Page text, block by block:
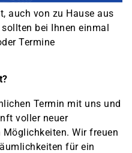
auch von zu Hause aus
bei Ihnen einmal
Termine
Termin mit uns und
voller neuer
Wir freuen
für ein